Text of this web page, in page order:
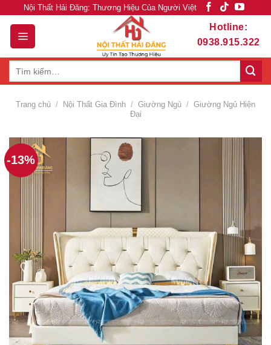
content
Nội Thất Hải Đăng: Thương Hiệu Của Người Việt
Hotline:
0938.915.322
Trang chủ / Nội Thất Gia Đình / Giường Ngủ / Giường Ngủ Hiện
Đại
-13%